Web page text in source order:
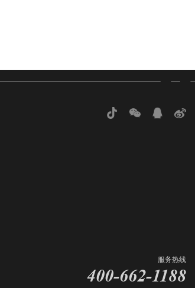
服务热线
400-662-1188